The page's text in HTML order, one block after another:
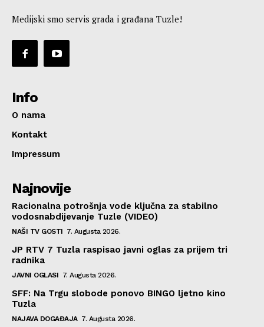
Medijski smo servis grada i građana Tuzle!
Info
O nama
Kontakt
Impressum
Najnovije
Racionalna potrošnja vode ključna za stabilno
vodosnabdijevanje Tuzle (VIDEO)
NAŠI TV GOSTI 7. Augusta 2026.
JP RTV 7 Tuzla raspisao javni oglas za prijem tri
radnika
JAVNI OGLASI 7. Augusta 2026.
SFF: Na Trgu slobode ponovo BINGO ljetno kino
Tuzla
NAJAVA DOGAĐAJA 7. Augusta 2026.